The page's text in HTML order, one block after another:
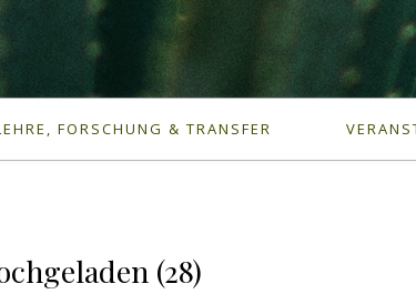
FORSCHUNG & TRANSFER
(28)